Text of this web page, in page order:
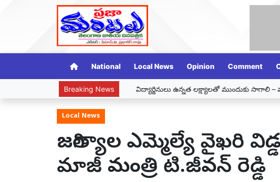
National Local News Opinion Comment
Breaking News
విద్యార్థినులు ఉన్నత లక్ష్యాలతో ముందుకు సాగాలి – మున్సిపల్ చైర్‌పర్సన్
Local News
జగిత్యాల ఎమ్మెల్యే వైఖరి
మాజీ మంత్రి టి.జీవన్ రెడ్డి